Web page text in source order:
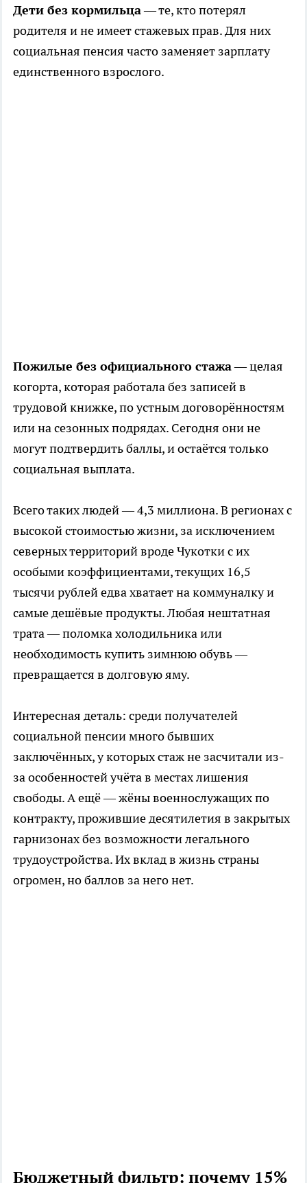
Дети без кормильца— те, кто потерял
родителя и не имеет стажевых прав. Для них
социальная пенсия часто заменяет зарплату
единственного взрослого.
Пожилые без официального стажа— целая
когорта, которая работала без записей в
трудовой книжке, по устным договорённостям
или на сезонных подрядах. Сегодня они не
могут подтвердить баллы, и остаётся только
социальная выплата.
Всего таких людей — 4,3 миллиона. В регионах с
высокой стоимостью жизни, за исключением
северных территорий вроде Чукотки с их
особыми коэффициентами, текущих 16,5
тысячи рублей едва хватает на коммуналку и
самые дешёвые продукты. Любая нештатная
трата — поломка холодильника или
необходимость купить зимнюю обувь —
превращается в долговую яму.
Интересная деталь: среди получателей
социальной пенсии много бывших
заключённых, у которых стаж не засчитали из-
за особенностей учёта в местах лишения
свободы. А ещё — жёны военнослужащих по
контракту, прожившие десятилетия в закрытых
гарнизонах без возможности легального
трудоустройства. Их вклад в жизнь страны
огромен, но баллов за него нет.
Бюджетный фильтр: почему 15%